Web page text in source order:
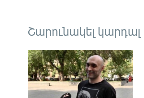
Շարունակել կարդալ